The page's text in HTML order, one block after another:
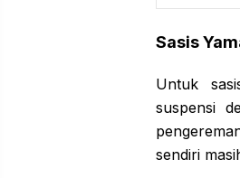
Sasis
Untuk
suspensi
sendiri